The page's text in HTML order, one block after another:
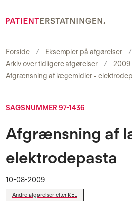
Forside
Eksempler på afgørelser
Arkiv over tidligere afgørelser
2009
Afgrænsning af lægemidler -
SAGSNUMMER 97-1436
Afgrænsning af
elektrodepasta
10-08-2009
Andre afgørelser efter KEL